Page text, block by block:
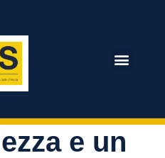
108 Ia1
e un sorriso
la vita
e un